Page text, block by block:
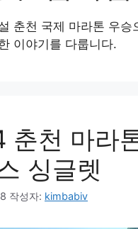
춘천 국제 마라톤 우
이야기를 다룹니다.
춘천 마라
싱글렛
작성자: kimbabiv